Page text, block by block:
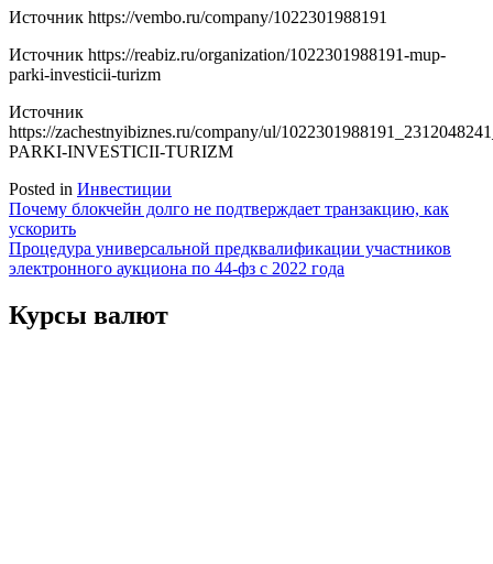
Источник https://vembo.ru/company/1022301988191
Источник https://reabiz.ru/organization/1022301988191-mup-
parki-investicii-turizm
Источник
https://zachestnyibiznes.ru/company/ul/
PARKI-INVESTICII-TURIZM
Posted in Инвестиции
Навигация
по
записям
Почему блокчейн долго не подтверждает транзакцию, как
ускорить
Процедура универсальной предквалификации участников
электронного аукциона по 44-фз с 2022 года
Курсы валют